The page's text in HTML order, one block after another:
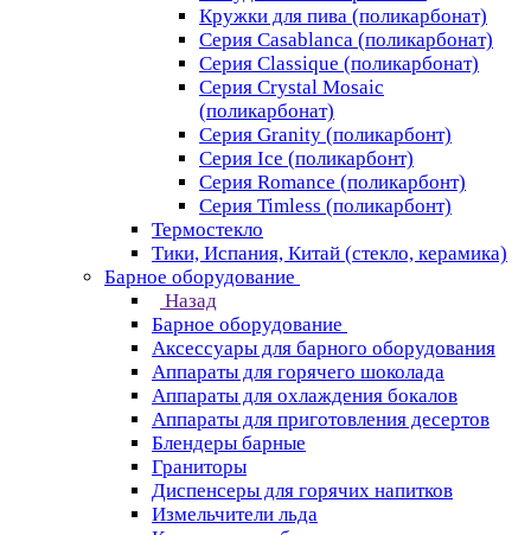
Кружки для пива (поликарбонат)
Серия Casablanсa (поликарбонат)
Серия Classique (поликарбонат)
Серия Crystal Mosaic
(поликарбонат)
Серия Granity (поликарбонт)
Серия Ice (поликарбонт)
Серия Romance (поликарбонт)
Серия Timless (поликарбонт)
Термостекло
Тики, Испания, Китай (стекло, керамика)
Барное оборудование
Назад
Барное оборудование
Аксессуары для барного оборудования
Аппараты для горячего шоколада
Аппараты для охлаждения бокалов
Аппараты для приготовления десертов
Блендеры барные
Граниторы
Диспенсеры для горячих напитков
Измельчители льда